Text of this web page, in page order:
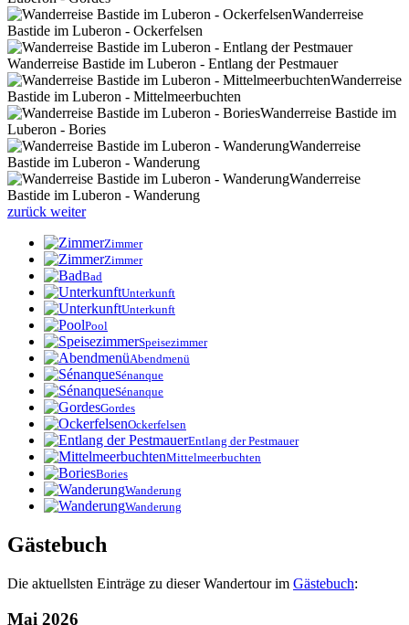
Wanderreise
Bastide im Luberon - Ockerfelsen
Wanderreise Bastide im Luberon - Entlang der Pestmauer
Wanderreise
Bastide im Luberon - Mittelmeerbuchten
Wanderreise Bastide im
Luberon - Bories
Wanderreise
Bastide im Luberon - Wanderung
Wanderreise
Bastide im Luberon - Wanderung
zurück weiter
Zimmer
Zimmer
Bad
Unterkunft
Unterkunft
Pool
Speisezimmer
Abendmenü
Sénanque
Sénanque
Gordes
Ockerfelsen
Entlang der Pestmauer
Mittelmeerbuchten
Bories
Wanderung
Wanderung
Gästebuch
Die aktuellsten Einträge zu dieser Wandertour im Gästebuch:
Mai 2026